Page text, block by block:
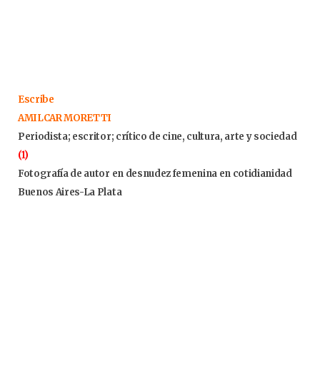
Escribe
AMILCAR MORETTI
Periodista; escritor; crítico de cine, cultura, arte y sociedad
(1)
Fotografía de autor en desnudez femenina en cotidianidad
Buenos Aires-La Plata